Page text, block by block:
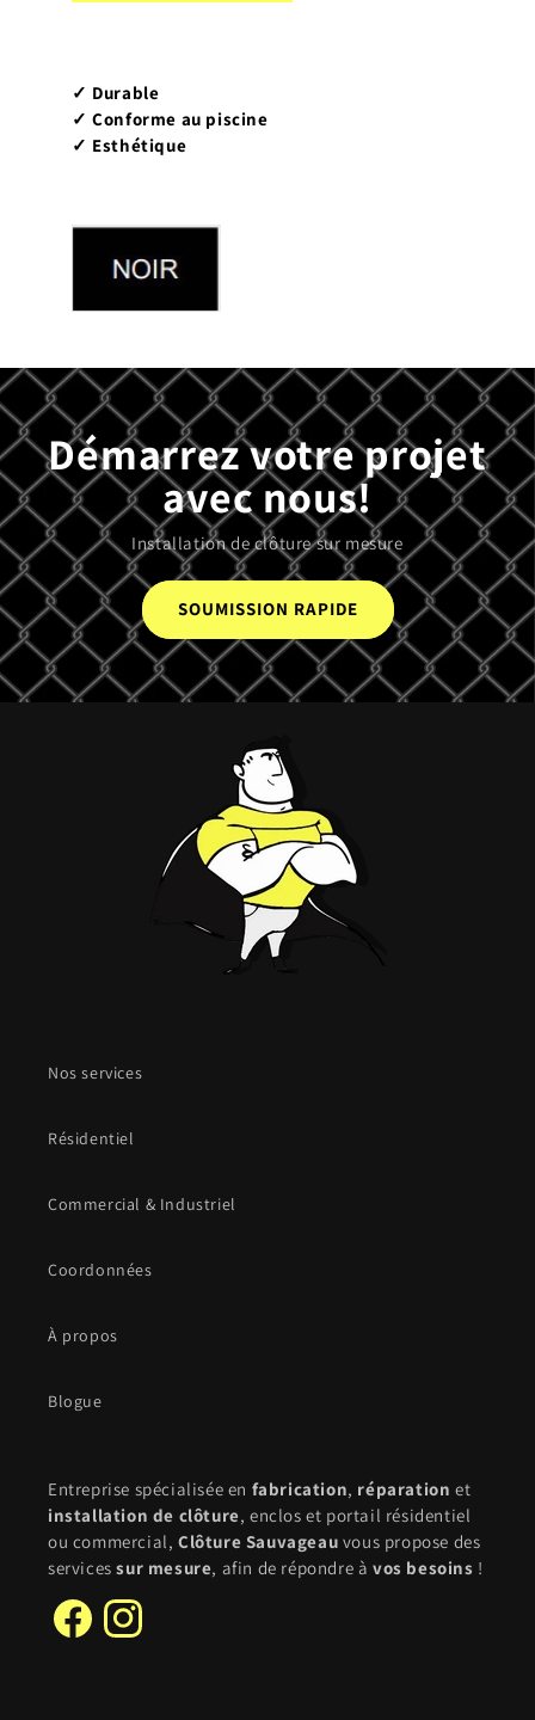
✓ Durable
✓ Conforme au piscine
✓ Esthétique
Démarrez votre projet
avec nous!
Installation de clôture sur mesure
SOUMISSION RAPIDE
Nos services
Résidentiel
Commercial & Industriel
Coordonnées
À propos
Blogue
Entreprise spécialisée en fabrication, réparationet
installation de clôture, enclos et portail résidentiel
ou commercial, Clôture Sauvageau vous propose des
servicessur mesure, afin de répondre àvos besoins !
FacebookInstagram